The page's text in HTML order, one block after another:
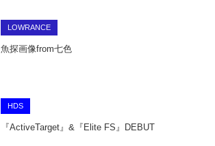
LOWRANCE
魚探画像from七色
HDS
『ActiveTarget』&『Elite FS』DEBUT